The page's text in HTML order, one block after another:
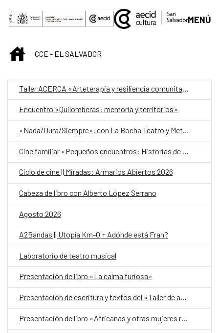
Saltar al contenido principal
MENÚ
INICIOCCE - EL SALVADOR
Encuentro «Quilomberas: memoria y territorios»
«Nada/Dura/Siempre», con La Bocha Teatro y Metafórica
Ciclo de cine || Miradas: Armarios Abiertos 2026
Cabeza de libro con Alberto López Serrano
Agosto 2026
A2Bandas || Utopía Km-0 + Adónde está Fran?
Laboratorio de teatro musical
Presentación de libro «La calma furiosa»
Presentación de escritura y textos del «Taller de autobiografía para mujeres 70+»
Presentación de libro «Africanas y otras mujeres racializadas»